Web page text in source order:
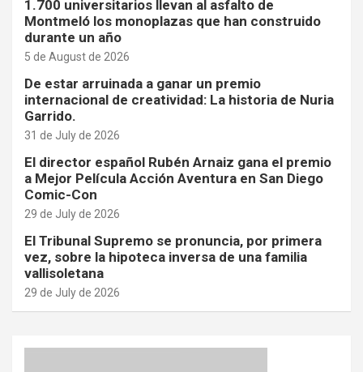
1.700 universitarios llevan al asfalto de
Montmeló los monoplazas que han construido
durante un año
5 de August de 2026
De estar arruinada a ganar un premio
internacional de creatividad: La historia de Nuria
Garrido.
31 de July de 2026
El director español Rubén Arnaiz gana el premio
a Mejor Película Acción Aventura en San Diego
Comic-Con
29 de July de 2026
El Tribunal Supremo se pronuncia, por primera
vez, sobre la hipoteca inversa de una familia
vallisoletana
29 de July de 2026